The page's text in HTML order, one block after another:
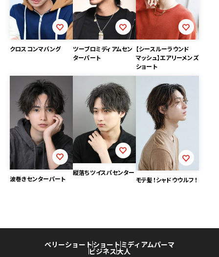
クロスコンマバング
ツーブロミディアムセン
ターパート
【シースルーラウンド
マッシュ】エアリーメンズ
ショート
波巻きセンターパート
縦落ちツイスパセンター
モテ髪！シャドウウルフ！
ベリーショートショート ミディアムパーマ
ビジネス大人